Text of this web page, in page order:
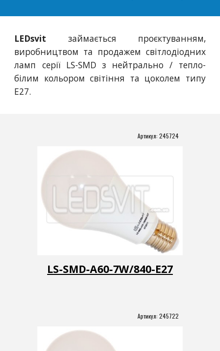
LEDsvit займається проєктуванням,
виробництвом та продажем світлодіодних
ламп серії LS-SMD з нейтрально / тепло-
білим кольором світіння та цоколем типу
E27.
Артикул: 245724
LS-SMD-A60-7W/840-Е27
Артикул: 245722